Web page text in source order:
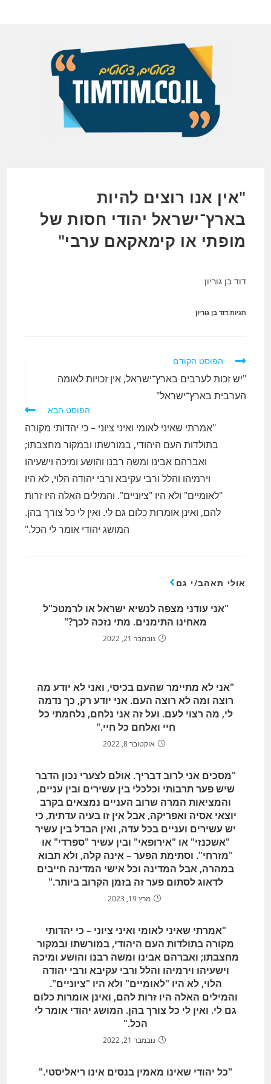
"אין אנו רוצים להיות
בארץ־ישראל יהודי חסות של
מופתי או קימאקאם ערבי"
דוד בן גוריון
תגיות:דוד בן גוריון
לקרוא
נוספים
הפוסט הקודם
"יש זכות לערבים בארץ־ישראל, אין זכויות לאומה
הערבית בארץ־ישראל"
הפוסט הבא
"אמרתי שאיני לאומי ואיני ציוני – כי יהדותי מקורה
בתולדות העם היהודי, במורשתו ובמקור מחצבתו;
ואברהם אבינו ומשה רבנו והושע ומיכה וישעיהו
וירמיהו והלל ורבי עקיבא ורבי יהודה הלוי, לא היו
"לאומיים" ולא היו "ציוניים". והמילים האלה היו זרות
להם, ואינן אומרות כלום גם לי. ואין לי כל צורך בהן.
המושג יהודי אומר לי הכל."
אולי תאהב/י גם
"אני עודני מצפה לנשיא ישראל או לרמטכ"ל
מאחינו התימנים. מתי נזכה לכך?"
נובמבר 21, 2022
"אני לא מתיימר שהעם בכיסי, ואני לא יודע מה
רוצה ומה לא רוצה העם. אני יודע רק, כך נדמה
לי, מה רצוי לעם. ועל זה אני נלחם, נלחמתי כל
חיי ואלחם כל חיי."
אוקטובר 8, 2022
"מסכים אני לרוב דבריך. אולם לצערי נכון הדבר
שיש פער תרבותי וכלכלי בין עשירים ובין עניים,
והמציאות המרה שרוב העניים נמצאים בקרב
יוצאי אסיה ואפריקה, אבל אין זו בעיה עדתית, כי
יש עשירים ועניים בכל עדה, ואין הבדל בין עשיר
"אשכנזי" או "אירופאי" ובין עשיר "ספרדי" או
"מזרחי". וסתימת הפער – אינה קלה, ולא תבוא
במהרה, אבל המדינה וכל אישי המדינה חייבים
לדאוג לסתום פער זה בזמן הקרוב ביותר."
מרץ 19, 2023
"אמרתי שאיני לאומי ואיני ציוני – כי יהדותי
מקורה בתולדות העם היהודי, במורשתו ובמקור
מחצבתו; ואברהם אבינו ומשה רבנו והושע ומיכה
וישעיהו וירמיהו והלל ורבי עקיבא ורבי יהודה
הלוי, לא היו "לאומיים" ולא היו "ציוניים".
והמילים האלה היו זרות להם, ואינן אומרות כלום
גם לי. ואין לי כל צורך בהן. המושג יהודי אומר לי
הכל."
נובמבר 21, 2022
"כל יהודי שאינו מאמין בנסים אינו ריאליסטי."